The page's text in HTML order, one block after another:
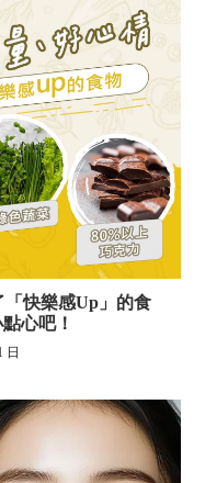
「快樂感Up」的食
心吧！
日